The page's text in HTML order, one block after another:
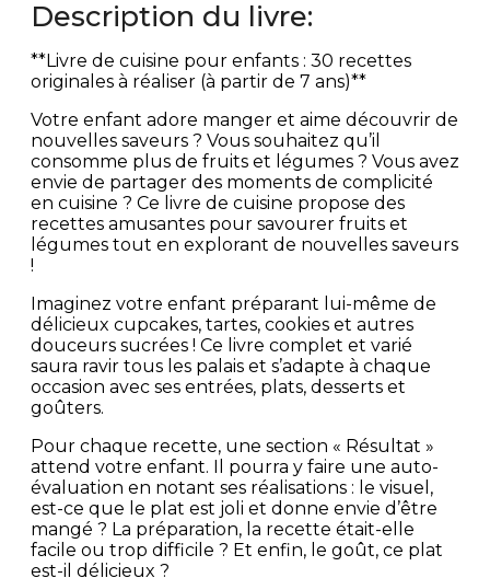
Description du livre:
**Livre de cuisine pour enfants : 30 recettes
originales à réaliser (à partir de 7 ans)**
Votre enfant adore manger et aime découvrir de
nouvelles saveurs ? Vous souhaitez qu’il
consomme plus de fruits et légumes ? Vous avez
envie de partager des moments de complicité
en cuisine ? Ce livre de cuisine propose des
recettes amusantes pour savourer fruits et
légumes tout en explorant de nouvelles saveurs
!
Imaginez votre enfant préparant lui-même de
délicieux cupcakes, tartes, cookies et autres
douceurs sucrées ! Ce livre complet et varié
saura ravir tous les palais et s’adapte à chaque
occasion avec ses entrées, plats, desserts et
goûters.
Pour chaque recette, une section « Résultat »
attend votre enfant. Il pourra y faire une auto-
évaluation en notant ses réalisations : le visuel,
est-ce que le plat est joli et donne envie d’être
mangé ? La préparation, la recette était-elle
facile ou trop difficile ? Et enfin, le goût, ce plat
est-il délicieux ?